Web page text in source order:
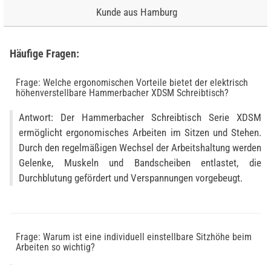
Kunde aus Hamburg
Häufige Fragen:
Frage: Welche ergonomischen Vorteile bietet der elektrisch
höhenverstellbare Hammerbacher XDSM Schreibtisch?
Antwort: Der Hammerbacher Schreibtisch Serie XDSM
ermöglicht ergonomisches Arbeiten im Sitzen und Stehen.
Durch den regelmäßigen Wechsel der Arbeitshaltung werden
Gelenke, Muskeln und Bandscheiben entlastet, die
Durchblutung gefördert und Verspannungen vorgebeugt.
Frage: Warum ist eine individuell einstellbare Sitzhöhe beim
Arbeiten so wichtig?